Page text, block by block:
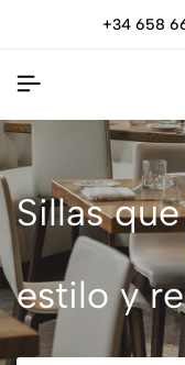
+34 658
Sillas
estilo y